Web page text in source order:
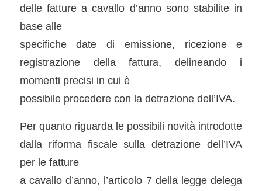
delle fatture a cavallo d’anno sono stabilite in
base alle
specifiche date di emissione, ricezione e
registrazione della fattura, delineando i
momenti precisi in cui è
possibile procedere con la detrazione dell’IVA.
Per quanto riguarda le possibili novità introdotte
dalla riforma fiscale sulla detrazione dell’IVA
per le fatture
a cavallo d’anno, l’articolo 7 della legge delega